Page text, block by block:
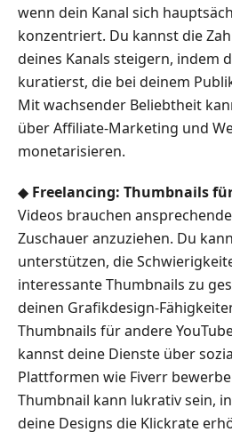
wenn dein Kanal sich
konzentriert. Du kannst die
deines Kanals steigern, indem
kuratierst, die bei deinem
Mit wachsender Beliebtheit
über Affiliate-Marketing und
monetarisieren.
◆ Freelancing: Thumbnails
Videos brauchen
Zuschauer anzuziehen. Du
unterstützen, die
interessante Thumbnails zu
deinen Grafikdesign-
Thumbnails für andere
kannst deine Dienste über
Plattformen wie Fiverr
Thumbnail kann lukrativ sein,
deine Designs die Klickrate